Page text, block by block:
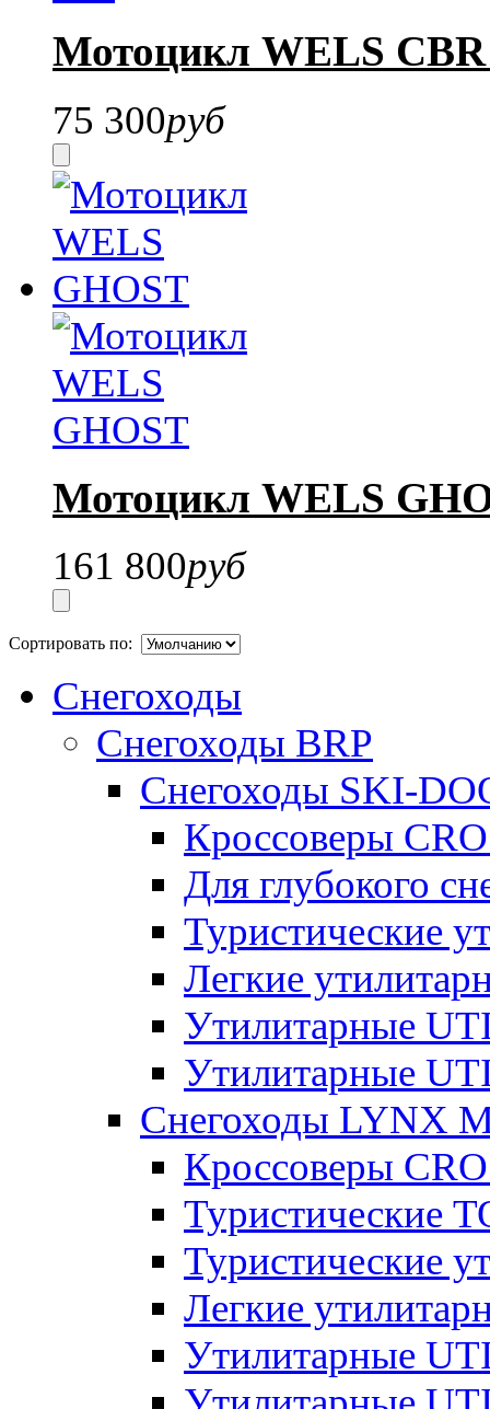
Мотоцикл WELS CBR
75 300руб
Мотоцикл WELS
161 800руб
Сортировать по:
Снегоходы
Снегоходы BRP
Снегоходы SKI-
Кроссоверы
Для глубокого
Туристические
Легкие
Утилитарные
Утилитарные
Снегоходы LYNX
Кроссоверы
Туристические
Туристические
Легкие
Утилитарные